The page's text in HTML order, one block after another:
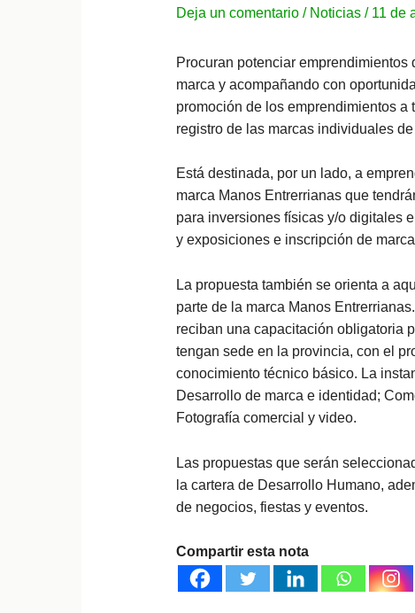
Deja un comentario / Noticias/ 11 de
Procuran potenciar
marca y acompañando con
promoción de los emprendimientos a
registro de las marcas individuales
Está destinada, por un lado, a
marca Manos Entrerrianas que
para inversiones físicas y/o digitales
y exposiciones e inscripción de
La propuesta también se orienta a
parte de la marca Manos
reciban una capacitación obligatoria
tengan sede en la provincia, con el
conocimiento técnico básico. La
Desarrollo de marca e identidad;
Fotografía comercial y video.
Las propuestas que serán
la cartera de Desarrollo Humano,
de negocios, fiestas y eventos.
Compartir esta nota